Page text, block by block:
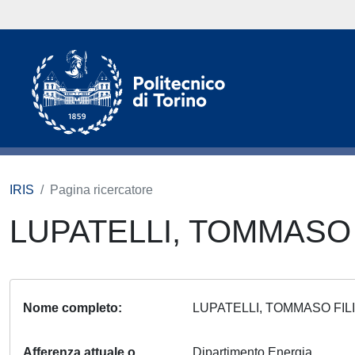
IRIS Pagina ricercatore
LUPATELLI,
Nome completo LUPATELLI, TOMMASO
Afferenza attuale o Dipartimento Energia